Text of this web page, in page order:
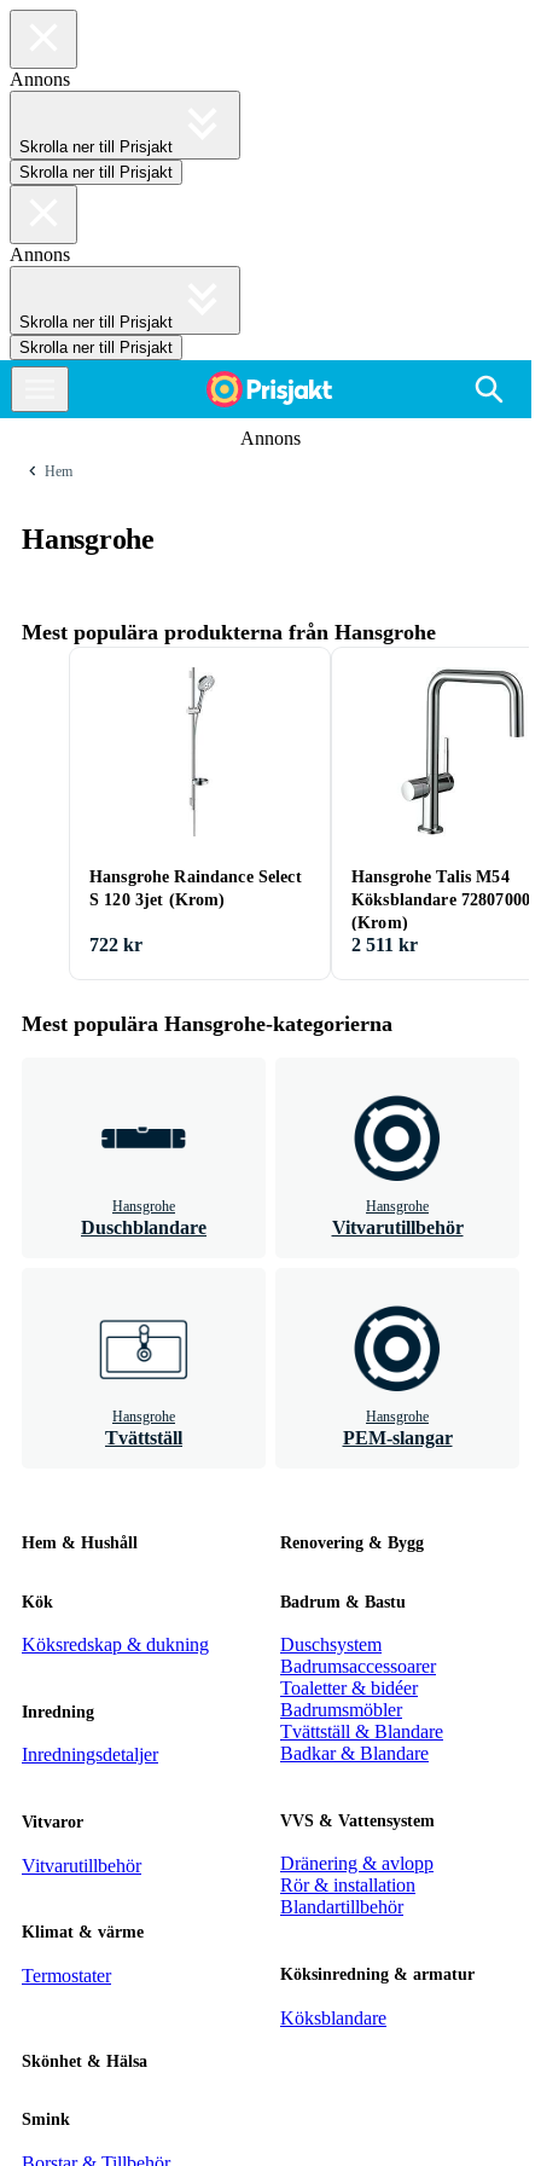
Annons
Skrolla ner till Prisjakt
Skrolla ner till Prisjakt
Annons
Skrolla ner till Prisjakt
Skrolla ner till Prisjakt
Annons
Hem
Hansgrohe
Mest populära produkterna från Hansgrohe
Hansgrohe Raindance Select
S 120 3jet (Krom)
722 kr
Hansgrohe Talis M54
Köksblandare 72807000
(Krom)
2 511 kr
Mest populära Hansgrohe-kategorierna
Hansgrohe
Duschblandare
Hansgrohe
Vitvarutillbehör
Hansgrohe
Tvättställ
Hansgrohe
PEM-slangar
Hem & Hushåll
Kök
Köksredskap & dukning
Inredning
Inredningsdetaljer
Vitvaror
Vitvarutillbehör
Klimat & värme
Termostater
Skönhet & Hälsa
Smink
Renovering & Bygg
Badrum & Bastu
Duschsystem
Badrumsaccessoarer
Toaletter & bidéer
Badrumsmöbler
Tvättställ & Blandare
Badkar & Blandare
VVS & Vattensystem
Dränering & avlopp
Rör & installation
Blandartillbehör
Köksinredning & armatur
Köksblandare